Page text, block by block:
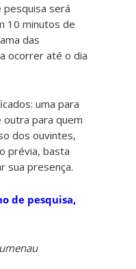
será
10 minutos de
das
ocorrer até o dia
uma para
para quem
dos ouvintes,
prévia, basta
sua presença.
de pesquisa,